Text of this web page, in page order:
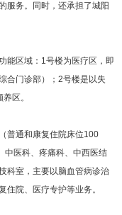
服务。同时，还承担了城阳
能区域：1号楼为医疗区，即
合门诊部）；2号楼是以失
区。
普通和康复住院床位100
中医科、疼痛科、中西医结
科室，主要以脑血管病诊治
住院、医疗专护等业务。